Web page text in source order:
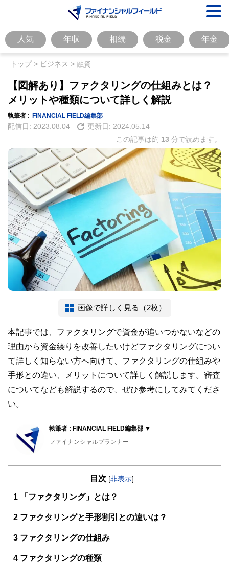
人気 年収 相続 税金 年金
トップ> ビジネス > 融資
【図解あり】ファクタリングの仕組みとは？
メリットや種類について詳しく解説
執筆者 : FINANCIAL FIELD編集部
配信日: 2023.08.04 更新日: 2024.05.14
この記事は約 13 分で読めます。
画像で詳しく見る（2枚）
本記事では、ファクタリングで資金が追いつかないなどの
理由から資金繰りを改善したいけどファクタリングについ
て詳しく知らない方へ向けて、ファクタリングの仕組みや
手形との違い、メリットについて詳しく解説します。審査
についてなども解説するので、ぜひ参考にしてみてくださ
い。
執筆者 : FINANCIAL FIELD編集部 ▼
ファイナンシャルプランナー
FinancialField編集部は、金融、経済に関する記事を、日々
知識がない方でも理解できるようわかりやすく発信していま
得者を中心に「お金や暮らし」に関する書籍・雑誌の編集経
験者で構成され、企画立案から記事掲載まですべての工程に
護士、税理士、宅地建物取引士、相続診断士、住宅ローンア
目次 [非表示]
1 「ファクタリング」とは？
2 ファクタリングと手形割引との違いは？
3 ファクタリングの仕組み
4 ファクタリングの種類